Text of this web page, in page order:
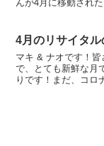
んが4月に移動され
4月のリサイタル
マキ & ナオです！
で、とても新鮮な月
りです！まだ、コロ